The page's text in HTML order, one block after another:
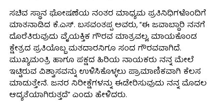
ಸಚಿವ ಸ್ಥಾನ ಘೋಷಣೆಯ ನಂತರ ಮಾಧ್ಯಮ ಪ್ರತಿನಿಧಿಗಳೊಂದಿಗೆ
ಮಾತನಾಡಿದ ಕೆ.ಎಸ್. ಬಸವಂತಪ್ಪ ಅವರು, “ಈ ಜವಾಬ್ದಾರಿ ನನಗೆ
ದೊರೆತಿರುವುದು ವೈಯಕ್ತಿಕ ಗೌರವ ಮಾತ್ರವಲ್ಲ, ಮಾಯಕೊಂಡ
ಕ್ಷೇತ್ರದ ಪ್ರತಿಯೊಬ್ಬ ಮತದಾರನಿಗೂ ಸಂದ ಗೌರವವಾಗಿದೆ.
ಮುಖ್ಯಮಂತ್ರಿ ಹಾಗೂ ಪಕ್ಷದ ಹಿರಿಯ ನಾಯಕರು ನನ್ನ ಮೇಲೆ
ಇಟ್ಟಿರುವ ವಿಶ್ವಾಸವನ್ನು ಉಳಿಸಿಕೊಳ್ಳಲು ಪ್ರಾಮಾಣಿಕವಾಗಿ ಕೆಲಸ
ಮಾಡುತ್ತೇನೆ. ಜನರ ನಿರೀಕ್ಷೆಗಳನ್ನು ಈಡೇರಿಸುವುದು ನನ್ನ ಮೊದಲ
ಆದ್ಯತೆಯಾಗಿರುತ್ತದೆ” ಎಂದು ಹೇಳಿದರು.